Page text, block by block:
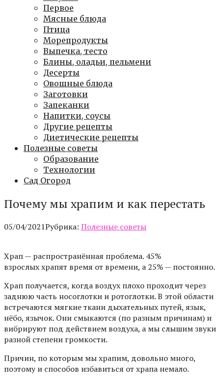
Первое
Мясные блюда
Птица
Морепродукты
Выпечка, тесто
Блины, оладьи, пельмени
Десерты
Овощные блюда
Заготовки
Запеканки
Напитки, соусы
Другие рецепты
Диетические рецепты
Полезные советы
Образование
Технологии
Сад Огород
Почему мы храпим и как перестать
05/04/2021Рубрика: Полезные советы
Храп — распространённая проблема. 45%
взрослыххрапят время от времени, а 25% — постоянно.
Храп получается, когда воздух плохо проходит через
заднюю часть носоглотки и ротоглотки. В этой области
встречаются мягкие ткани дыхательных путей, язык,
нёбо, язычок. Они смыкаются (по разным причинам) и
вибрируют под действием воздуха, а мы слышим звуки
разной степени громкости.
Причин, по которым мы храпим, довольно много,
поэтому и способов избавиться от храпа немало.